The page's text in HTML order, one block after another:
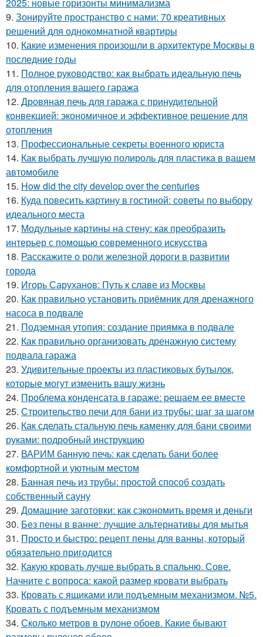
2025: новые горизонты минимализма
9. Зонируйте пространство с нами: 70 креативных
решений для однокомнатной квартиры
10. Какие изменения произошли в архитектуре Москвы в
последние годы
11. Полное руководство: как выбрать идеальную печь
для отопления вашего гаража
12. Дровяная печь для гаража с принудительной
конвекцией: экономичное и эффективное решение для
отопления
13. Профессиональные секреты военного юриста
14. Как выбрать лучшую полироль для пластика в вашем
автомобиле
15. How did the city develop over the centuries
16. Куда повесить картину в гостиной: советы по выбору
идеального места
17. Модульные картины на стену: как преобразить
интерьер с помощью современного искусства
18. Расскажите о роли железной дороги в развитии
города
19. Игорь Саруханов: Путь к славе из Москвы
20. Как правильно установить приёмник для дренажного
насоса в подвале
21. Подземная утопия: создание приямка в подвале
22. Как правильно организовать дренажную систему
подвала гаража
23. Удивительные проекты из пластиковых бутылок,
которые могут изменить вашу жизнь
24. Проблема конденсата в гараже: решаем ее вместе
25. Строительство печи для бани из трубы: шаг за шагом
26. Как сделать стальную печь каменку для бани своими
руками: подробный инструкцию
27. ВАРИМ банную печь: как сделать бани более
комфортной и уютным местом
28. Банная печь из трубы: простой способ создать
собственный сауну
29. Домашние заготовки: как сэкономить время и деньги
30. Без пены в ванне: лучшие альтернативы для мытья
31. Просто и быстро: рецепт пены для ванны, который
обязательно пригодится
32. Какую кровать лучше выбрать в спальню. Сове.
Начните с вопроса: какой размер кровати выбрать
33. Кровать с ящиками или подъемным механизмом. №5.
Кровать с подъемным механизмом
34. Сколько метров в рулоне обоев. Какие бывают